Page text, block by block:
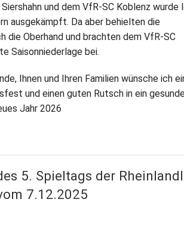
und dem VfR-SC Koblenz wurde
ausgekämpft. Da aber behielten die
die Oberhand und brachten dem VfR-SC
Saisonniederlage bei.
Ihnen und Ihren Familien wünsche ich
und einen guten Rutsch in ein
Jahr 2026
5. Spieltags der
7.12.2025